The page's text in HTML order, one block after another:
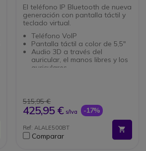
El teléfono IP Bluetooth de nueva
generación con pantalla táctil y
teclado virtual.
Teléfono VoIP
Pantalla táctil a color de 5,5"
Audio 3D a través del
auricular, el manos libres y los
auriculares
+ 5 teclas programables
Base ajustable de 25° a 60
PoE: Alimentación directa por
Conectividad: doble RJ45, RJ9,
USB-C, NFC
515,95 €
425,95 € s/Iva -17%
Ref: ALALE500BT
Comparar